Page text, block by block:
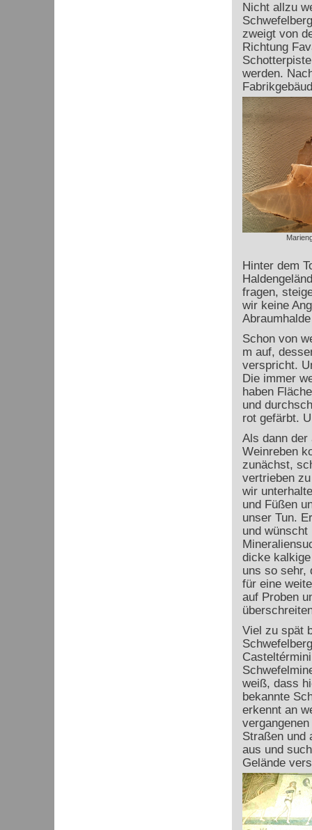
Nicht allzu
zweigt von
Richtung
werden.
Hinter dem
fragen,
wir keine
Schon von
m auf,
verspricht.
Die immer
haben
und
rot gefärbt.
Als dann der
Weinreben
zunächst,
vertrieben
wir
und Füßen
unser Tun.
und wünscht
dicke
uns so sehr,
für eine
auf Proben
Viel zu spät
weiß, dass
bekannte
erkennt an
Straßen und
aus und
Gelände